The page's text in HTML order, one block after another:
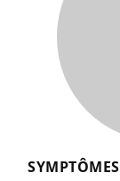
SYMPTÔMES